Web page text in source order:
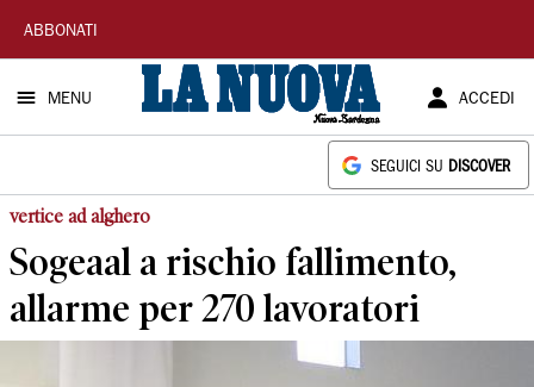
La
Nuova
Sardegna
ABBONATI
MENU ACCEDI
SEGUICI SU DISCOVER
vertice ad alghero
Sogeaal a rischio fallimento,
allarme per 270 lavoratori